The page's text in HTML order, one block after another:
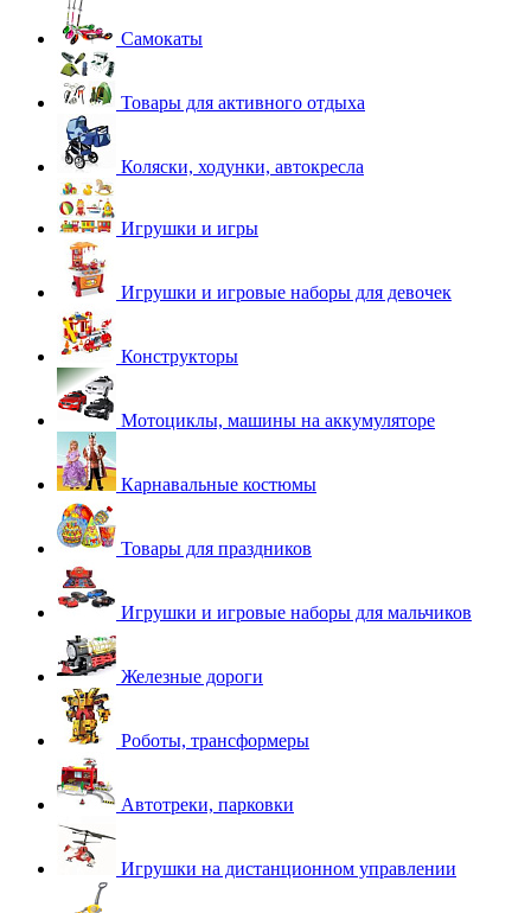
Самокаты
Товары для активного отдыха
Коляски, ходунки, автокресла
Игрушки и игры
Игрушки и игровые наборы для девочек
Конструкторы
Мотоциклы, машины на аккумуляторе
Карнавальные костюмы
Товары для праздников
Игрушки и игровые наборы для мальчиков
Железные дороги
Роботы, трансформеры
Автотреки, парковки
Игрушки на дистанционном управлении